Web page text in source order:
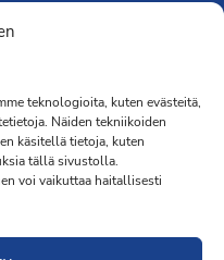
teknologioita, kuten evästeitä,
Näiden tekniikoiden
käsitellä tietoja, kuten
tällä sivustolla.
voi vaikuttaa haitallisesti